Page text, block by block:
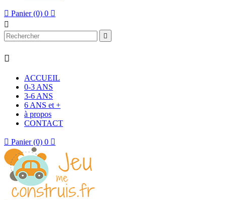
 Panier (0) 0 



ACCUEIL
0-3 ANS
3-6 ANS
6 ANS et +
à propos
CONTACT
 Panier (0) 0 